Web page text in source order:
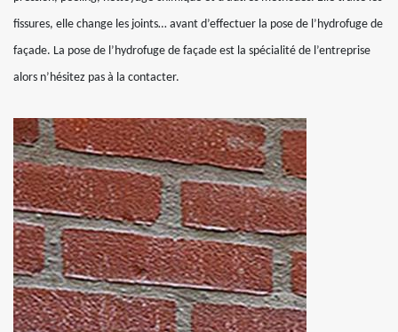
fissures, elle change les joints… avant d’effectuer la pose de l’hydrofuge de
façade. La pose de l’hydrofuge de façade est la spécialité de l’entreprise
alors n’hésitez pas à la contacter.